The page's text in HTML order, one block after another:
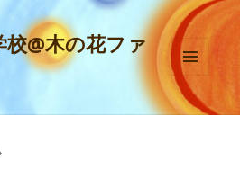
校@木の花ファ
メニュ
ーとウ
ィジェ